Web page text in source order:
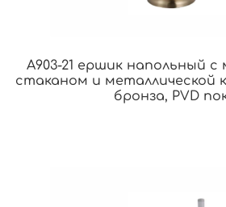
A903-21 ершик напольный
стаканом и металлической
бронза, PVD